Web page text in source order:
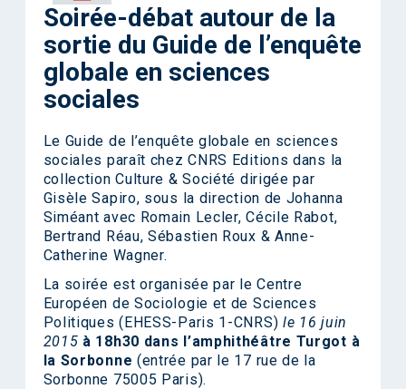
Soirée-débat autour de la
sortie du Guide de l’enquête
globale en sciences
sociales
Le Guide de l’enquête globale en sciences
sociales paraît chez CNRS Editions dans la
collection Culture & Société dirigée par
Gisèle Sapiro, sous la direction de Johanna
Siméant avec Romain Lecler, Cécile Rabot,
Bertrand Réau, Sébastien Roux & Anne-
Catherine Wagner.
La soirée est organisée par le Centre
Européen de Sociologie et de Sciences
Politiques (EHESS-Paris 1-CNRS) le 16 juin
2015 à 18h30 dans l’amphithéâtre Turgot à
la Sorbonne (entrée par le 17 rue de la
Sorbonne 75005 Paris).